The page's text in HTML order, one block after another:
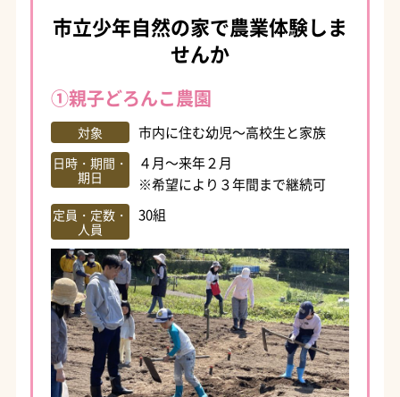
市立少年自然の家で農業体験しま
せんか
①親子どろんこ農園
対象 市内に住む幼児～高校生と家族
日時・期間・
期日
４月～来年２月
※希望により３年間まで継続可
定員・定数・
人員
30組